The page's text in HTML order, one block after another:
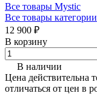
Все товары Mystic
Все товары категории
12 900 ₽
В корзину
В наличии
Цена действительна
отличаться от цен в